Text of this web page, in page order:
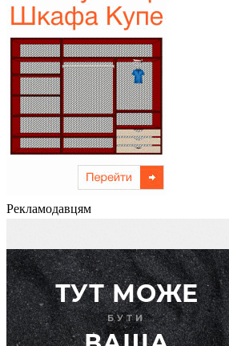
Рекламодавцям